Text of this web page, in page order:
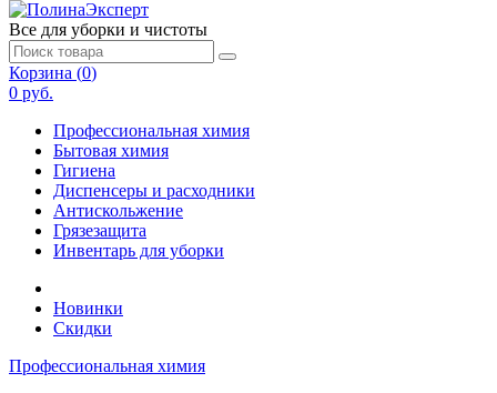
Все для уборки и чистоты
Корзина (0)
0 руб.
Профессиональная химия
Бытовая химия
Гигиена
Диспенсеры и расходники
Антискольжение
Грязезащита
Инвентарь для уборки
Новинки
Скидки
Профессиональная химия